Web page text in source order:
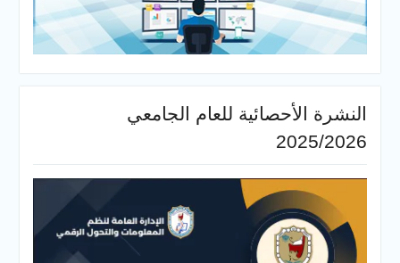
النشرة الأحصائية للعام الجامعي
2025/2026